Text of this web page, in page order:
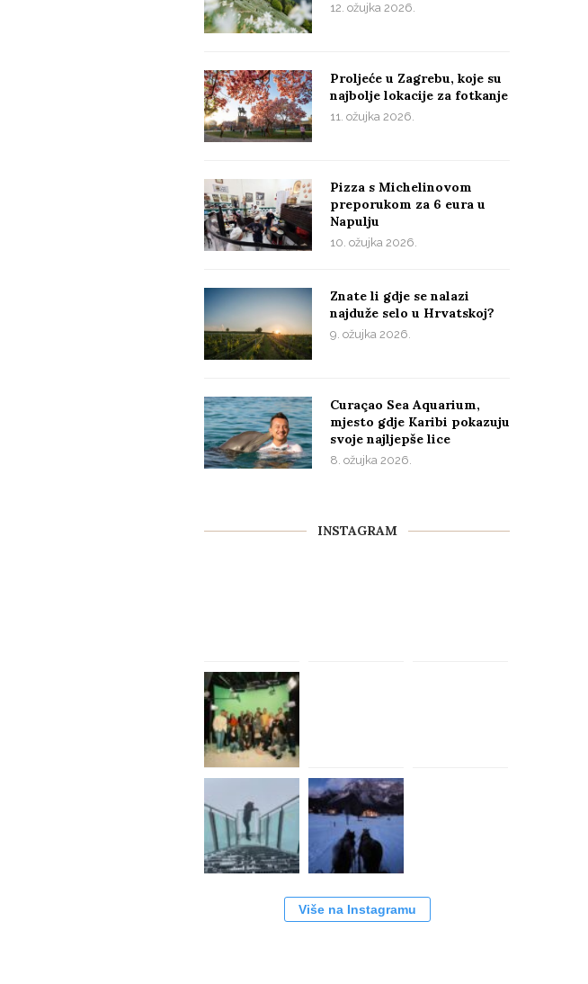
12. ožujka 2026.
Proljeće u Zagrebu, koje su
najbolje lokacije za fotkanje
11. ožujka 2026.
Pizza s Michelinovom
preporukom za 6 eura u
Napulju
10. ožujka 2026.
Znate li gdje se nalazi
najduže selo u Hrvatskoj?
9. ožujka 2026.
Curaçao Sea Aquarium,
mjesto gdje Karibi pokazuju
svoje najljepše lice
8. ožujka 2026.
INSTAGRAM
Više na Instagramu